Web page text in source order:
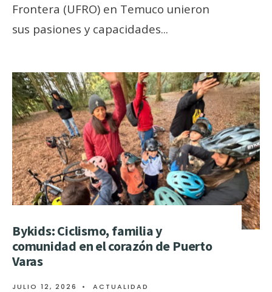
Frontera (UFRO) en Temuco unieron
sus pasiones y capacidades...
Bykids: Ciclismo, familia y
comunidad en el corazón de Puerto
Varas
JULIO 12, 2026 • ACTUALIDAD